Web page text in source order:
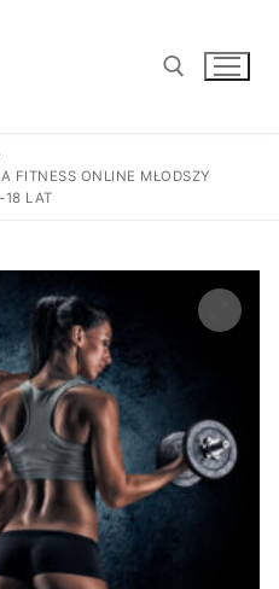
FITNESS ONLINE MŁODSZY
18 LAT